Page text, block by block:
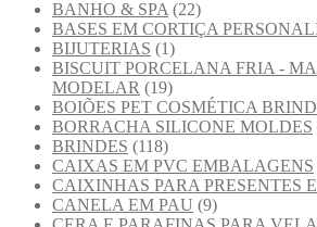
BANHO & SPA (22)
BASES EM CORTIÇA
BIJUTERIAS (1)
BISCUIT PORCELANA FRIA -
MODELAR (19)
BOIÕES PET COSMÉTICA
BORRACHA SILICONE MOLDES
BRINDES (118)
CAIXAS EM PVC EMBALAGENS
CAIXINHAS PARA PRESENTES
CANELA EM PAU (9)